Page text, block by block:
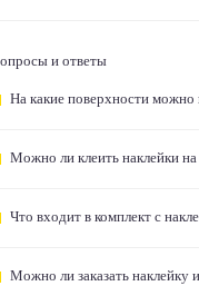
и ответы
На какие поверхности можно
Можно ли клеить наклейки
Что входит в комплект с
Можно ли заказать наклейку